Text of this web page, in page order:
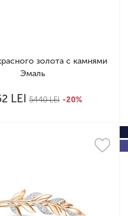
золота с камнями
Эмаль
LEI 5440LEI -20%